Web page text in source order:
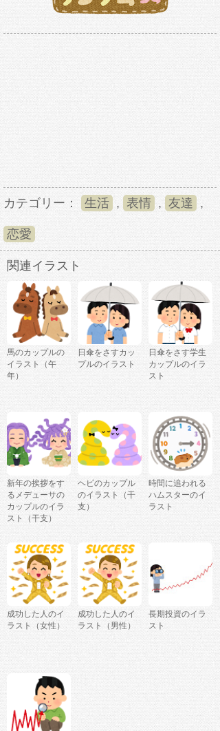
カテゴリー： 生活 , 表情 , 友達 ,
恋愛
関連イラスト
馬のカップルの
イラスト（午
年）
日傘をさすカッ
プルのイラスト
日傘をさす学生
カップルのイラ
スト
新年の挨拶をす
るメデューサの
カップルのイラ
スト（干支）
ヘビのカップル
のイラスト（干
支）
時間に追われる
ハムスターのイ
ラスト
成功した人のイ
ラスト（女性）
成功した人のイ
ラスト（男性）
長期投資のイラ
スト